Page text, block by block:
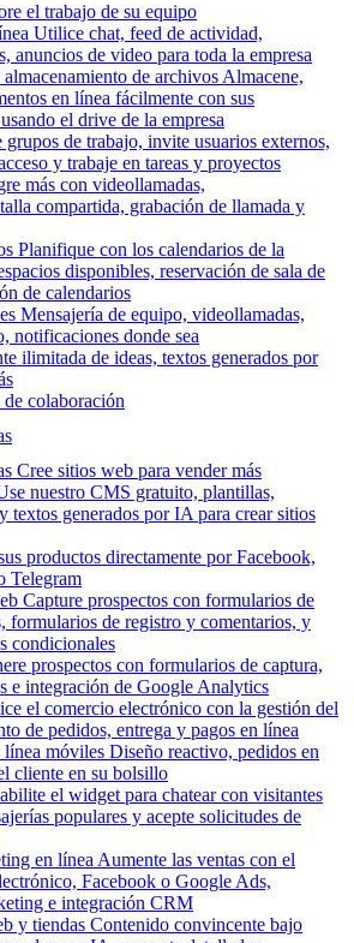
el trabajo de su equipo
Utilice chat, feed de actividad,
anuncios de video para toda la empresa
de archivos Almacene,
en línea fácilmente con sus
el drive de la empresa
grupos de trabajo, invite usuarios externos,
y trabaje en tareas y proyectos
más con videollamadas,
compartida, grabación de llamada y
Planifique con los calendarios de la
disponibles, reservación de sala de
de calendarios
Mensajería de equipo, videollamadas,
notificaciones donde sea
ilimitada de ideas, textos generados por
colaboración
Cree sitios web para vender más
nuestro CMS gratuito, plantillas,
textos generados por IA para crear sitios
productos directamente por Facebook,
Telegram
Capture prospectos con formularios de
formularios de registro y comentarios, y
condicionales
prospectos con formularios de captura,
e integración de Google Analytics
el comercio electrónico con la gestión del
de pedidos, entrega y pagos en línea
línea móviles Diseño reactivo, pedidos en
cliente en su bolsillo
el widget para chatear con visitantes
populares y acepte solicitudes de
en línea Aumente las ventas con el
Facebook o Google Ads,
e integración CRM
y tiendas Contenido convincente bajo